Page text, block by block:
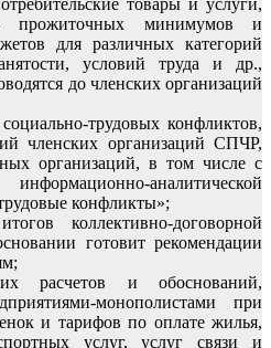
прожиточных минимумов и
для различных категорий
условий труда и др.,
до членских организаций
трудовых конфликтов,
членских организаций СПЧР,
организаций, в том числе с
аналитической
конфликты»;
коллективно-договорной
готовит рекомендации
расчетов и обоснований,
монополистами при
и тарифов по оплате жилья,
услуг, услуг связи и